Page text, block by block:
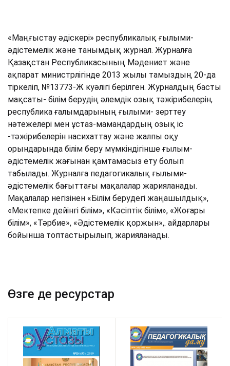
«Маңғыстау әдіскері» республикалық ғылыми-
əдістемелік жəне танымдық журнал. Журналға
Қазақстан Республикасының Мәдениет және
ақпарат министрлігінде 2013 жылы тамыздың 20-да
тіркеліп, №13773-Ж куәлігі берілген. Журналдың басты
мақсаты- білім берудің әлемдік озық тәжірибелерін,
республика ғалымдарының ғылыми- зерттеу
нәтежелері мен ұстаз-мамандардың озық іс
-тәжірибелерін насихаттау және жалпы оқу
орындарында білім беру мүмкіндігінше ғылым-
әдістемелік жағынан қамтамасыз ету болып
табылады. Журналға педагогикалық ғылыми-
әдістемелік бағыттағы мақалалар жарияланады.
Мақалалар негізінен «Білім берудегі жаңашылдық»,
«Мектепке дейінгі білім», «Кәсіптік білім», «Жоғары
білім», «Тәрбие», «Әдістемелік қоржын»,. айдарлары
бойынша топтастырылып, жарияланады.
Өзге де ресурстар